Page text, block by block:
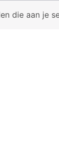
die aan je